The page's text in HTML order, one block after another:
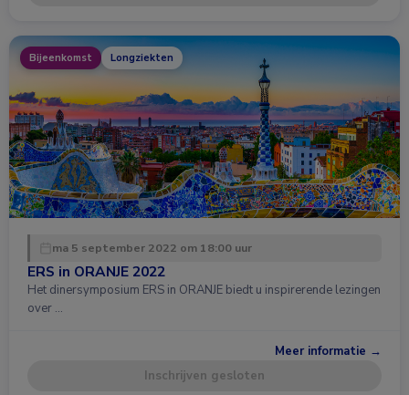
Bijeenkomst Longziekten
ma 5 september 2022 om 18:00 uur
ERS in ORANJE 2022
Het dinersymposium ERS in ORANJE biedt u inspirerende lezingen
over …
Meer informatie →
Inschrijven gesloten